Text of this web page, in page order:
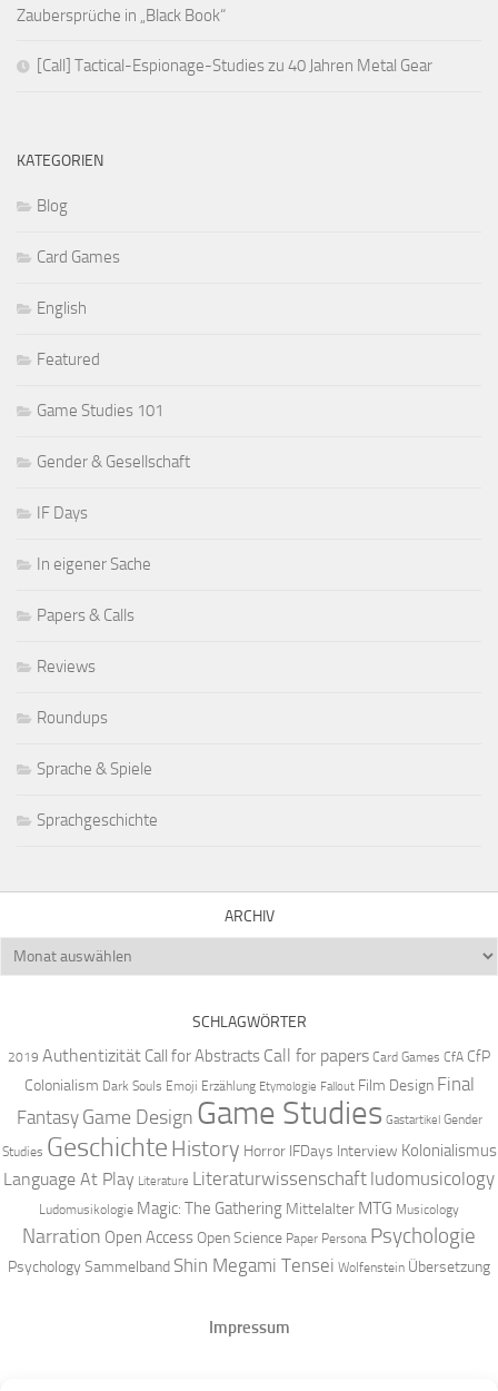
Zaubersprüche in „Black Book“
[Call] Tactical-Espionage-Studies zu 40 Jahren Metal Gear
KATEGORIEN
Blog
Card Games
English
Featured
Game Studies 101
Gender & Gesellschaft
IF Days
In eigener Sache
Papers & Calls
Reviews
Roundups
Sprache & Spiele
Sprachgeschichte
ARCHIV
Archiv
SCHLAGWÖRTER
2019 Authentizität Call for Abstracts Call for papers Card Games CfA CfP
Colonialism Dark Souls Emoji Erzählung Etymologie Fallout Film Design Final
Fantasy Game Design Game Studies Gastartikel Gender
Studies Geschichte History Horror IFDays Interview Kolonialismus
Language At Play Literature Literaturwissenschaft ludomusicology
Ludomusikologie Magic: The Gathering Mittelalter MTG Musicology
Narration Open Access Open Science Paper Persona Psychologie
PsychologySammelband Shin Megami Tensei Wolfenstein Übersetzung
Impressum